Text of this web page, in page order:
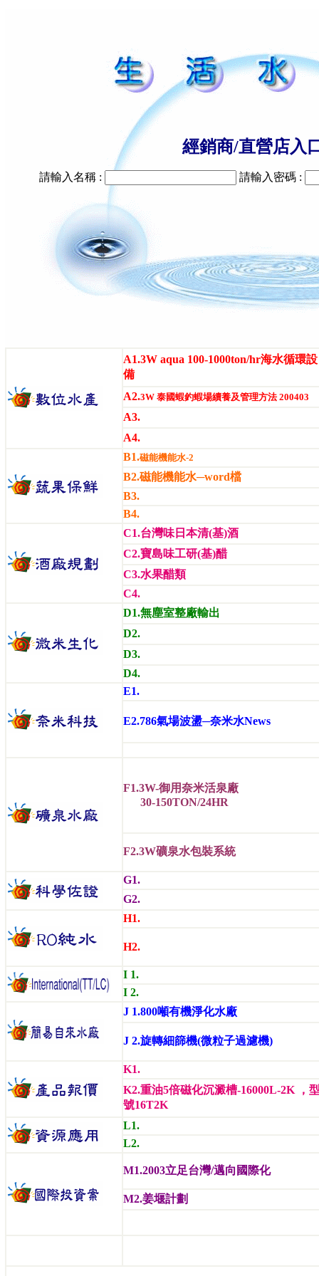
經銷商/直營店入
請輸入名稱 : 請輸入密碼 :
A1.3W aqua 100-1000ton/hr海水循環設
備
A2.3W 泰國蝦釣蝦場續養及管理方法200403
A3.
A4.
B1.磁能機能水-2
B2.磁能機能水─word檔
B3.
B4.
C1.台灣味日本清(基)酒
C2.寶島味工研(基)醋
C3.水果醋類
C4.
D1.無塵室整廠輸出
D2.
D3.
D4.
E1.
E2.786氣場波盪─奈米水News
F1.3W-御用奈米活泉廠
30-150TON/24HR
F2.3W礦泉水包裝系統
G1.
G2.
H1.
H2.
I 1.
I 2.
J 1.800噸有機淨化水廠
J 2.旋轉細篩機(微粒子過濾機)
K1.
K2.重油5倍磁化沉澱槽-16000L-2K ，
號16T2K
L1.
L2.
M1.2003立足台灣/邁向國際化
M2.姜堰計劃